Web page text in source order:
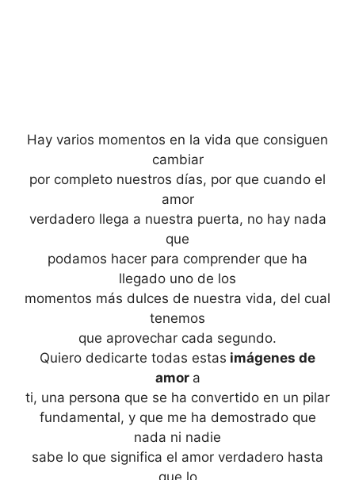
Hay varios momentos en la vida que consiguen
cambiar
por completo nuestros días, por que cuando el
amor
verdadero llega a nuestra puerta, no hay nada
que
podamos hacer para comprender que ha
llegado uno de los
momentos más dulces de nuestra vida, del cual
tenemos
que aprovechar cada segundo.
Quiero dedicarte todas estas imágenes de
amor a
ti, una persona que se ha convertido en un pilar
fundamental, y que me ha demostrado que
nada ni nadie
sabe lo que significa el amor verdadero hasta
que lo